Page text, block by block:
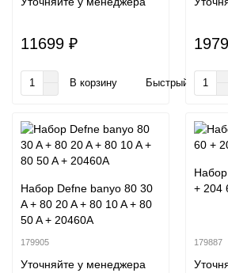
11699 ₽
В корзину Быстрый заказ
Набор Defne banyo 80 30
A + 80 20 A + 80 10 A + 80
50 A + 20460A
179905
Уточняйте у менеджера
+ 204
179887